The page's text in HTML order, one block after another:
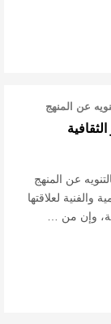
عن المنهج
عن المنهج
والفنية لعلاقتها
وإن من …